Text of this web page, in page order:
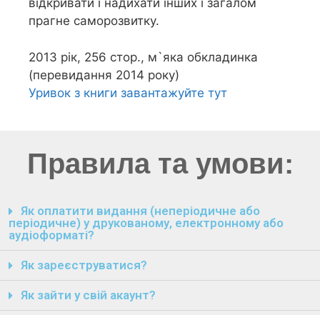
відкривати і надихати інших і загалом
прагне саморозвитку.
2013 рік, 256 стор., м`яка обкладинка
(перевидання 2014 року)
Уривок з книги завантажуйте тут
Правила та умови:
Як оплатити видання (неперіодичне або
періодичне) у друкованому, електронному або
аудіоформаті?
Як зареєструватися?
Як зайти у свій акаунт?